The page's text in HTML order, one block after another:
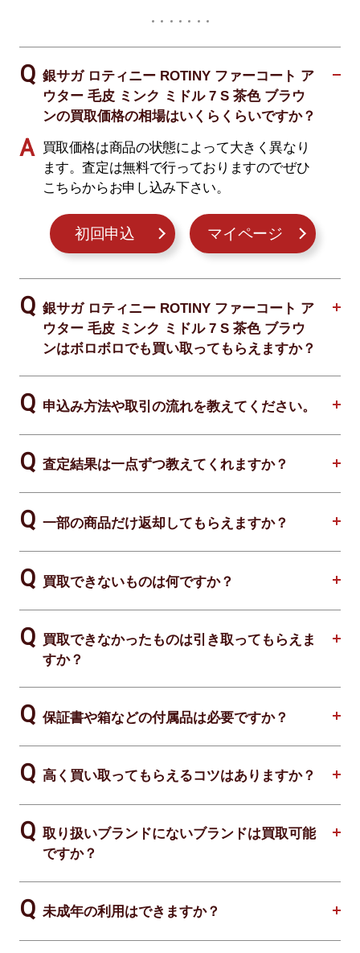
銀サガ ロティニー ROTINY ファーコート ア
ウター 毛皮 ミンク ミドル 7 S 茶色 ブラウ
ンの買取価格の相場はいくらくらいですか？
買取価格は商品の状態によって大きく異なり
ます。査定は無料で行っておりますのでぜひ
こちらからお申し込み下さい。
初回申込 マイページ
銀サガ ロティニー ROTINY ファーコート ア
ウター 毛皮 ミンク ミドル 7 S 茶色 ブラウ
ンはボロボロでも買い取ってもらえますか？
申込み方法や取引の流れを教えてください。
査定結果は一点ずつ教えてくれますか？
一部の商品だけ返却してもらえますか？
買取できないものは何ですか？
買取できなかったものは引き取ってもらえま
すか？
保証書や箱などの付属品は必要ですか？
高く買い取ってもらえるコツはありますか？
取り扱いブランドにないブランドは買取可能
ですか？
未成年の利用はできますか？